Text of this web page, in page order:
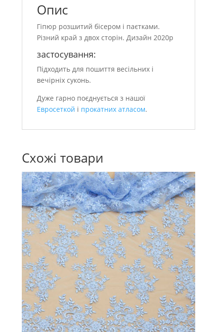
Опис
Гіпюр розшитий бісером і паєтками.
Різний край з двох сторін. Дизайн 2020р
застосування:
Підходить для пошиття весільних і
вечірніх суконь.
Дуже гарно поєднується з нашої
Евросеткой і прокатних атласом.
Схожі товари